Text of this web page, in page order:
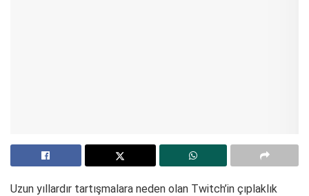
Uzun yıllardır tartışmalara neden olan Twitch’in çıplaklık